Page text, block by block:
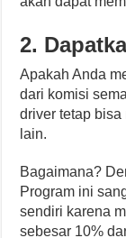
2.
Apakah Anda
dari komisi
driver tetap
lain.
Bagaimana?
Program ini
sendiri karena
sebesar 10%